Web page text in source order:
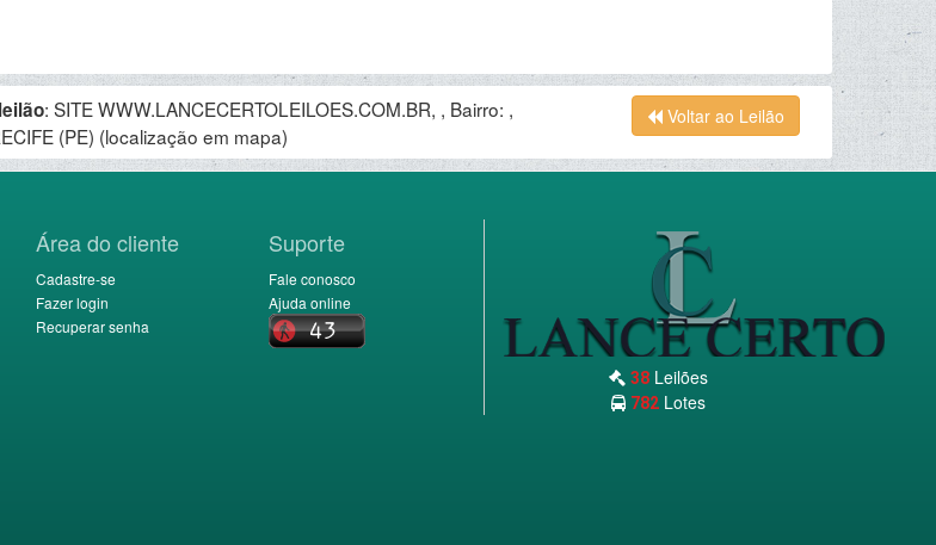
: SITE WWW.LANCECERTOLEILOES.COM.BR, , Bairro: ,
(PE) (localização em mapa)
Voltar ao Leilão
Área do cliente
Cadastre-se
Fazer login
Recuperar senha
Suporte
Fale conosco
Ajuda online
38Leilões
782Lotes